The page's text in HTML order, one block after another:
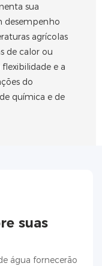
sua
desempenho
agrícolas
de calor ou
e a
do
química e de
suas
água fornecerão